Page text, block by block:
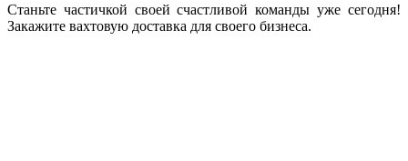
Станьте частичкой своей счастливой команды уже сегодня!
Закажите вахтовую доставка для своего бизнеса.